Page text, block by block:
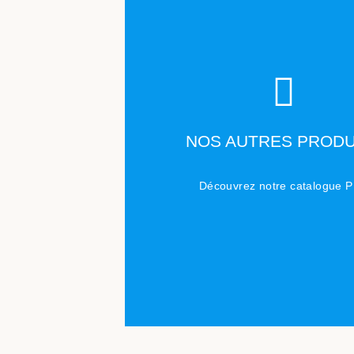
NOS AUTRES
Découvrez notre catalogue
TÉLÉCHARGER